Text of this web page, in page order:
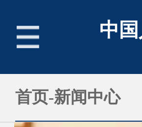
中
首页
首页-新闻中心